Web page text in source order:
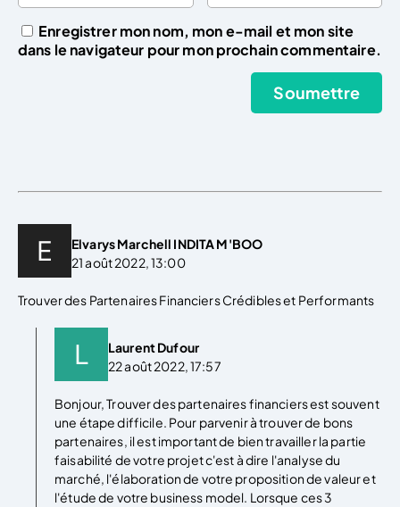
Enregistrer mon nom, mon e-mail et mon site
dans le navigateur pour mon prochain commentaire.
Elvarys Marchell INDITA M'BOO
21 août 2022, 13:00
Trouver des Partenaires Financiers Crédibles et Performants
Laurent Dufour
22 août 2022, 17:57
Bonjour, Trouver des partenaires financiers est souvent
une étape difficile. Pour parvenir à trouver de bons
partenaires, il est important de bien travailler la partie
faisabilité de votre projet c'est à dire l'analyse du
marché, l'élaboration de votre proposition de valeur et
l'étude de votre business model. Lorsque ces 3